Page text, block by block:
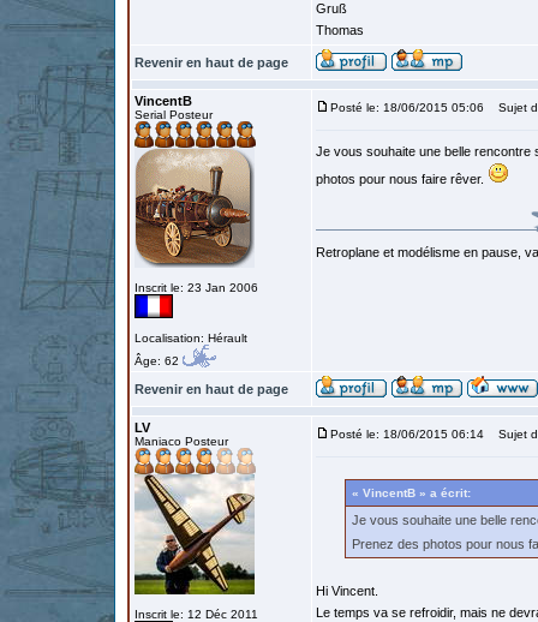
Gruß
Thomas
Revenir en haut de page
VincentB
Serial Posteur
Inscrit le: 23 Jan 2006
Localisation: Hérault
Âge: 62
Posté le: 18/06/2015 05:06 Sujet
Je vous souhaite une belle
photos pour nous faire rêver.
Retroplane et modélisme en pause,
Revenir en haut de page
LV
Maniaco Posteur
Inscrit le: 12 Déc 2011
Posté le: 18/06/2015 06:14 Sujet
« VincentB » a écrit:
Je vous souhaite une belle
Prenez des photos pour nous
Hi Vincent.
Le temps va se refroidir, mais ne